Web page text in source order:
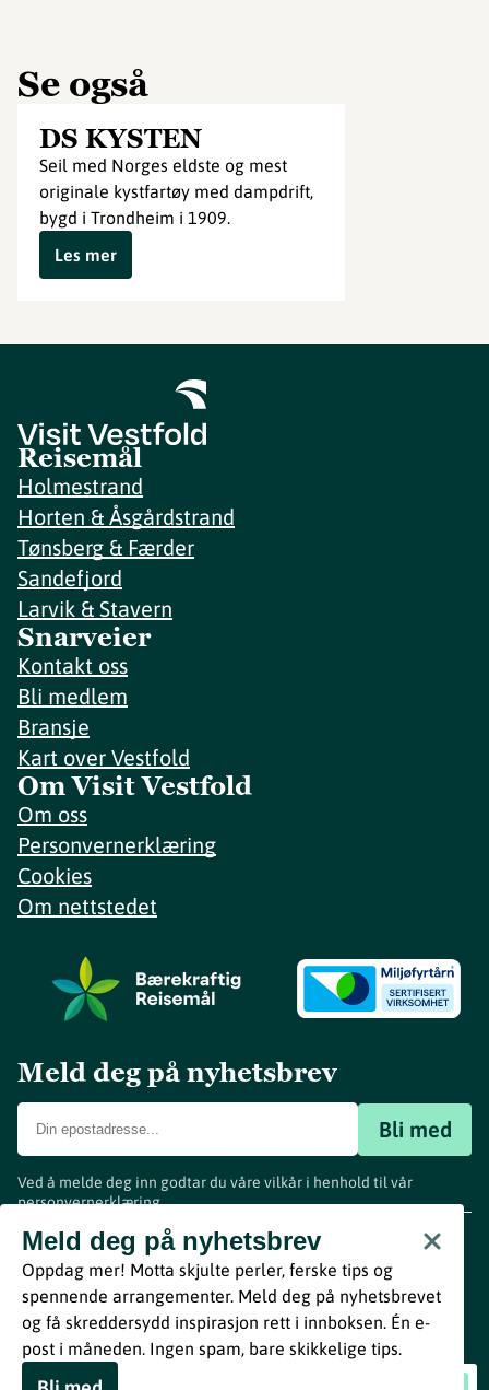
Se også
DS KYSTEN
Seil med Norges eldste og mest
originale kystfartøy med dampdrift,
bygd i Trondheim i 1909.
Les mer
Reisemål
Holmestrand
Horten & Åsgårdstrand
Tønsberg & Færder
Sandefjord
Larvik & Stavern
Snarveier
Kontakt oss
Bli medlem
Bransje
Kart over Vestfold
Om Visit Vestfold
Om oss
Personvernerklæring
Cookies
Om nettstedet
Meld deg på nyhetsbrev
Bli med
Ved å melde deg inn godtar du våre vilkår i henhold til vår
personvernerklæring.
Meld deg på nyhetsbrev
Oppdag mer! Motta skjulte perler, ferske tips og
spennende arrangementer. Meld deg på nyhetsbrevet
og få skreddersydd inspirasjon rett i innboksen. Én e-
post i måneden. Ingen spam, bare skikkelige tips.
www.visitvestfold.com
Turistinformasjon
Vestfold Fylkeskommune
ByBreakfast